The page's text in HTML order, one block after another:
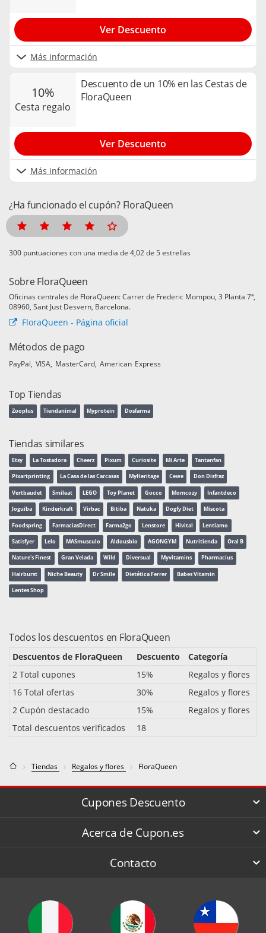
Más información
Ver Descuento
10%
cesta regalo
Descuento de un 10% en las Cestas de
FloraQueen
Más información
Ver Descuento
¿Ha funcionado el cupón? FloraQueen
puntuaciones con una media de de 5 estrellas
Sobre FloraQueen
Oficinas centrales de FloraQueen: Carrer de Frederic Mompou, 3 Planta 7ª,
08960, Sant Just Desvern, Barcelona.
FloraQueen - Página oficial
Métodos de pago
PayPal VISA MasterCard American Express
Top Tiendas
Zooplus Tiendanimal Myprotein Dosfarma
Tiendas similares
Etsy La Tostadora Cheerz Pixum Curiosite Mi Arte Tantanfan
Pixartprinting La Casa de las Carcasas MyHeritage Cewe Don Disfraz
Vertbaudet Smileat LEGO Toy Planet Gocco Momcozy Infantdeco
Joguiba Kinderkraft Virbac Bitiba Natuka Dogfy Diet Miscota
Foodspring FarmaciasDirect Farma2go Lenstore Hivital Lentiamo
Satisfyer Lelo MASmusculo Aldousbio AGONGYM Nutritienda Oral B
Nature's Finest Gran Velada Wild Diversual Myvitamins Pharmacius
Hairburst Niche Beauty Dr Smile Dietética Ferrer Babes Vitamin
Lentes Shop
Todos los descuentos en FloraQueen
Descuentos de FloraQueen Descuento
Categoría
2 Total cupones
15%
Regalos y flores
16 Total ofertas
30%
Regalos y flores
2 Cupón destacado
15%
Regalos y flores
Total descuentos verificados
18
Tiendas Regalos y flores FloraQueen
Cupones Descuento
Acerca de Cupon.es
Contacto